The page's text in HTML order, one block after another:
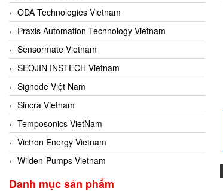
ODA Technologies Vietnam
Praxis Automation Technology Vietnam
Sensormate Vietnam
SEOJIN INSTECH Vietnam
Signode Việt Nam
Sincra Vietnam
Temposonics VietNam
Victron Energy Vietnam
Wilden-Pumps Vietnam
Danh mục sản phẩm